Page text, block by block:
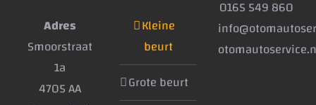
Adres
Smoorstraat
1a
4705 AA
Kleine
beurt
Grote beurt
0165 549 860